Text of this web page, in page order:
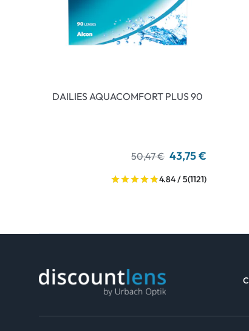
DAILIES AQUACOMFORT PLUS 90
50,47 € 43,75 €
4.84 / 5(1121)